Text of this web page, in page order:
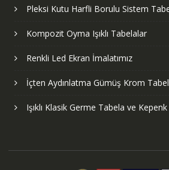
Pleksi Kutu Harfli Borulu Sistem
Kompozit Oyma Işıklı Tabelalar
Renkli Led Ekran İmalatımız
İçten Aydınlatma Gümüş Krom
Işıklı Klasik Germe Tabela ve